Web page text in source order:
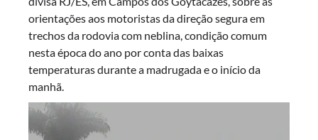
orientações aos motoristas da direção segura em
trechos da rodovia com neblina, condição comum
nesta época do ano por conta das baixas
temperaturas durante a madrugada e o início da
manhã.